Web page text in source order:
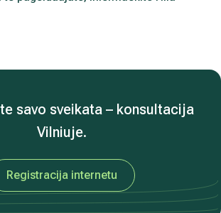
savo sveikata – konsultacija
Vilniuje.
Registracija internetu